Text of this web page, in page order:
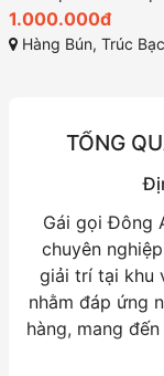
1.000.000đ
Hàng Bún, Trúc Bạch, Ba
TỔNG
Gái gọi Đông
chuyên
giải trí tại khu
nhằm đáp ứng
hàng, mang